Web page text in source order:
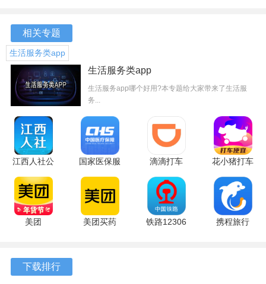
4、提供多种支付方式，进行费用结算，确保交易的安全与便
捷。
软件功能
1、通过智能算法，根据司机的历史记录和偏好，推荐最适合
的运输任务，提升匹配效率。
2、查看历史订单和评价，帮助他们更好地选择未来的运输任
务，提升工作效率。
3、内置导航功能，直接获取最佳运输路线，减少运输时间和
成本，提高整体效率。
4、提供多种数据分析工具，了解市场动态，优化运输策略，
常见问题及解决方法
版
相关专题
生活服务类app
生活服务类app
生活服务app哪个好用?本专题给大家带来了生活服
务...
江西人社公
共服务平台
正式版
v1.9.1 安卓
版
国家医保服
务平台
1.3.30.8100
最新版
滴滴打车
app 8.0.6
最新版
花小猪打车
1.14.4 官方
美团
美团买药
铁路12306
携程旅行
下载排行